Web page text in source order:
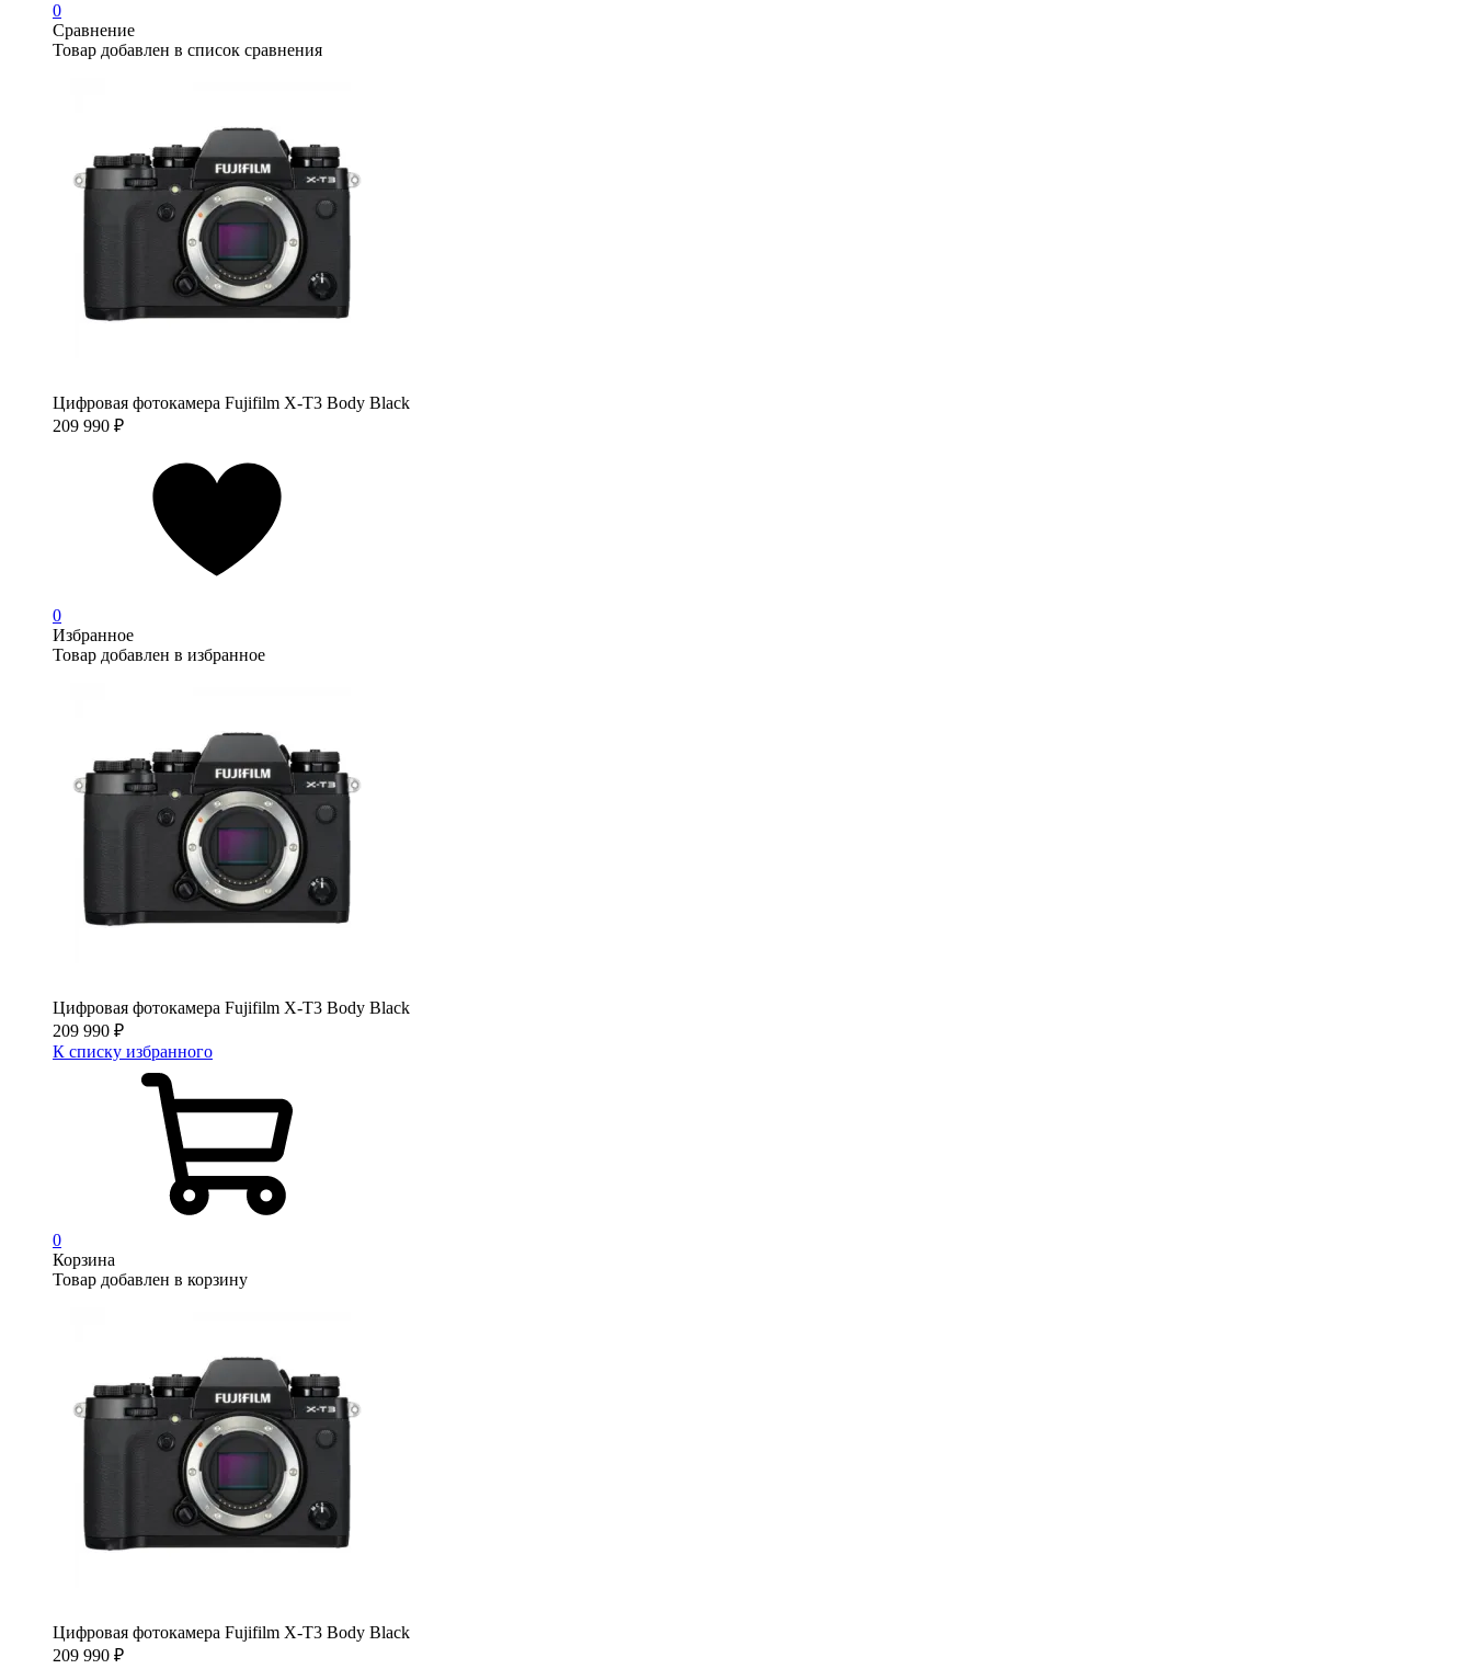
0
Сравнение
Товар добавлен в список сравнения
Цифровая фотокамера Fujifilm X-T3 Body Black
209 990 ₽
0
Избранное
Товар добавлен в избранное
Цифровая фотокамера Fujifilm X-T3 Body Black
209 990 ₽
К списку избранного
0
Корзина
Товар добавлен в корзину
Цифровая фотокамера Fujifilm X-T3 Body Black
209 990 ₽